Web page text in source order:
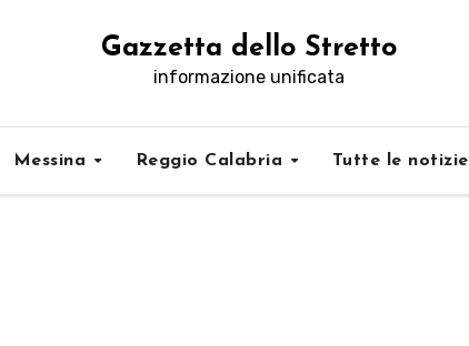
Gazzetta dello Stretto
informazione unificata
Messina Reggio Calabria Tutte le notizie